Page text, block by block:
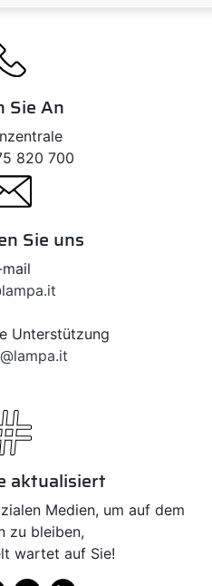
Sie An
820 700
Sie uns
Unterstützung
aktualisiert
Medien, um auf dem
zu bleiben,
wartet auf Sie!